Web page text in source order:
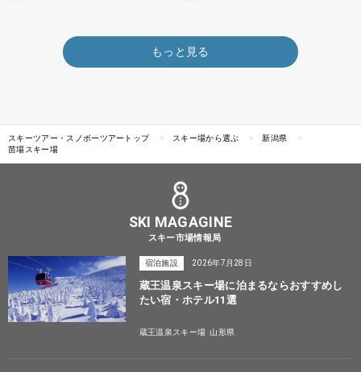
もっと見る
スキーツアー・スノボーツアートップ スキー場から選ぶ
新潟県
苗場スキー場
SKI MAGAGINE
スキー市場情報局
宿泊施設 2026年7月28日
蔵王温泉スキー場に泊まるならおすすめし
たい宿・ホテル11選
蔵王温泉スキー場 山形県